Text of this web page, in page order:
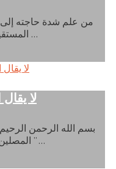
من علم شدة حاجته إلى
المستقيم والثبات عليه ، لن …
لا
بسم الله الرحمن
المصلين زيادة : ” وإليك السلام ” …